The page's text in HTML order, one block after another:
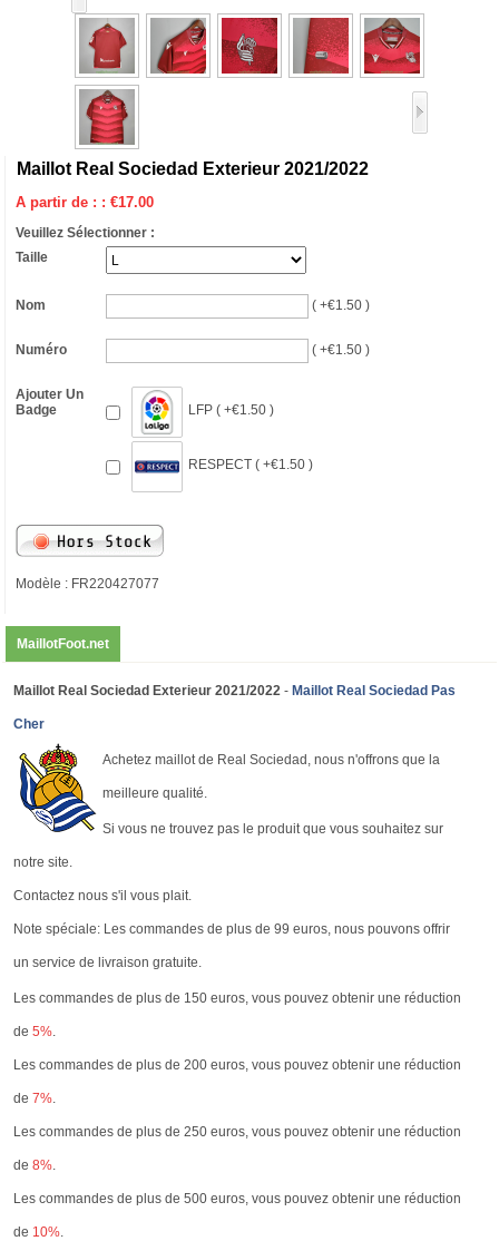
Maillot Real Sociedad Exterieur 2021/2022
A partir de : :€17.00
Veuillez Sélectionner :
Taille
Nom ( +€1.50 )
Numéro ( +€1.50 )
Ajouter Un
Badge
LFP ( +€1.50 )
RESPECT ( +€1.50 )
Modèle : FR220427077
MaillotFoot.net
Maillot Real Sociedad Exterieur 2021/2022 - Maillot Real Sociedad Pas
Cher
Achetez maillot de Real Sociedad, nous n'offrons que la
meilleure qualité.
Si vous ne trouvez pas le produit que vous souhaitez sur
notre site.
Contactez nous s'il vous plait.
Note spéciale: Les commandes de plus de 99 euros, nous pouvons offrir
un service de livraison gratuite.
Les commandes de plus de 150 euros, vous pouvez obtenir une réduction
de 5%.
Les commandes de plus de 200 euros, vous pouvez obtenir une réduction
de 7%.
Les commandes de plus de 250 euros, vous pouvez obtenir une réduction
de 8%.
Les commandes de plus de 500 euros, vous pouvez obtenir une réduction
de 10%.